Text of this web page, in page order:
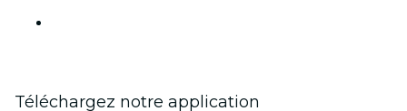
Téléchargez notre application